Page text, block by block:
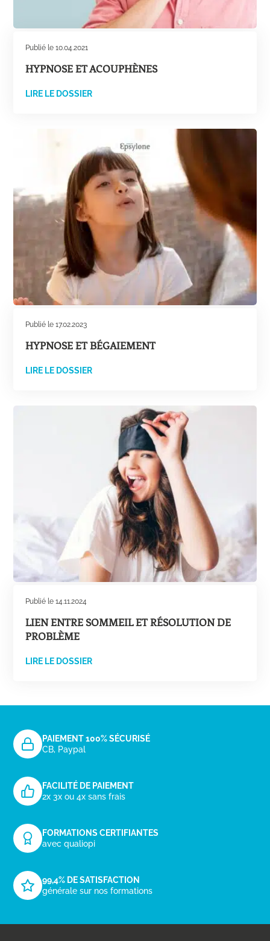
Publié le 10.04.2021
HYPNOSE ET ACOUPHÈNES
LIRE LE DOSSIER
Publié le 17.02.2023
HYPNOSE ET BÉGAIEMENT
LIRE LE DOSSIER
Publié le 14.11.2024
LIEN ENTRE SOMMEIL ET RÉSOLUTION DE
PROBLÈME
LIRE LE DOSSIER
PAIEMENT 100% SÉCURISÉ
CB, Paypal
FACILITÉ DE PAIEMENT
2x 3x ou 4x sans frais
FORMATIONS CERTIFIANTES
avec qualiopi
99,4% DE SATISFACTION
générale sur nos formations